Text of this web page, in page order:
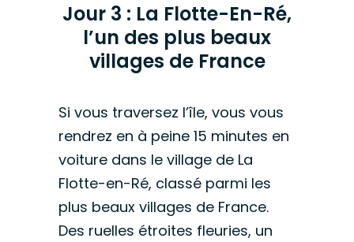
Jour 3 : La Flotte-En-Ré,
l’un des plus beaux
villages de France
Si vous traversez l’île, vous vous
rendrez en à peine 15 minutes en
voiture dans le village de La
Flotte-en-Ré, classé parmi les
plus beaux villages de France.
Des ruelles étroites fleuries, un